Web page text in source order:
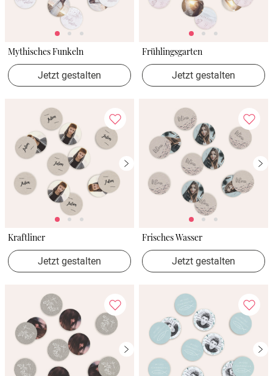
Mythisches Funkeln
Jetzt gestalten
Frühlingsgarten
Jetzt gestalten
Kraftliner
Jetzt gestalten
Frisches Wasser
Jetzt gestalten